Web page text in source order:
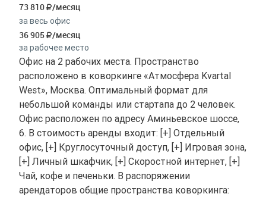
73 810 /месяц
за весь офис
36 905 /месяц
за рабочее место
Офис на 2 рабочих места. Пространство
расположено в коворкинге «Атмосфера Kvartal
West», Москва. Оптимальный формат для
небольшой команды или стартапа до 2 человек.
Офис расположен по адресу Аминьевское шоссе,
6. В стоимость аренды входит: [+] Отдельный
офис, [+] Круглосуточный доступ, [+] Игровая зона,
[+] Личный шкафчик, [+] Скоростной интернет, [+]
Чай, кофе и печеньки. В распоряжении
арендаторов общие пространства коворкинга: